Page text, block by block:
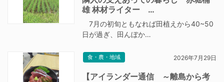
雄 林材ライター …
7月の初旬ともなれば田植えから40~50
日が過ぎ、田んぼか…
食・農・地域 2026年7月29日
【アイランダー通信 ～離島から考